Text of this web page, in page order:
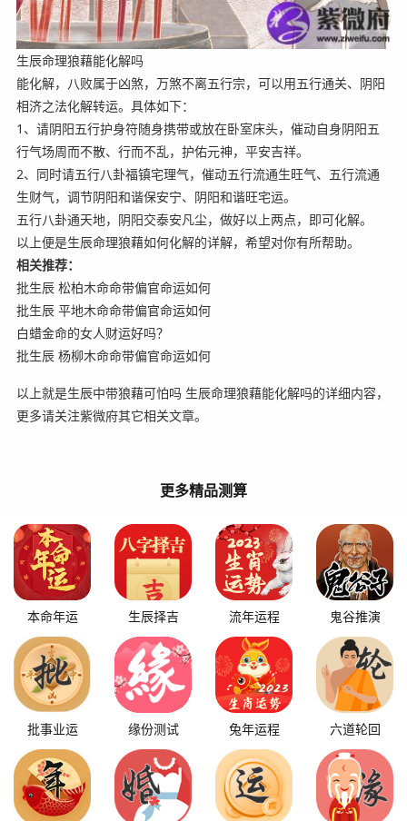
生辰命理狼藉能化解吗
能化解，八败属于凶煞，万煞不离五行宗，可以用五行通关、阴阳
相济之法化解转运。具体如下：
1、请阴阳五行护身符随身携带或放在卧室床头，催动自身阴阳五
行气场周而不散、行而不乱，护佑元神，平安吉祥。
2、同时请五行八卦福镇宅理气，催动五行流通生旺气、五行流通
生财气，调节阴阳和谐保安宁、阴阳和谐旺宅运。
五行八卦通天地，阴阳交泰安凡尘，做好以上两点，即可化解。
以上便是生辰命理狼藉如何化解的详解，希望对你有所帮助。
相关推荐：
批生辰 松柏木命命带偏官命运如何
批生辰 平地木命命带偏官命运如何
白蜡金命的女人财运好吗？
批生辰 杨柳木命命带偏官命运如何
以上就是生辰中带狼藉可怕吗 生辰命理狼藉能化解吗的详细内容，
更多请关注紫微府其它相关文章。
更多精品测算
本命年运 生辰择吉 流年运程 鬼谷推演
批事业运 缘份测试 兔年运程 六道轮回